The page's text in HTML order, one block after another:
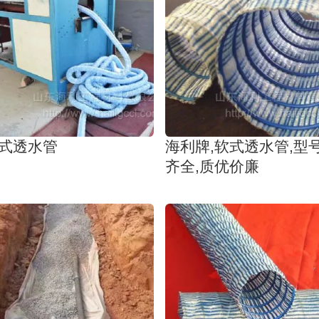
透水管
海利牌,软式透水管,型
齐全,质优价廉